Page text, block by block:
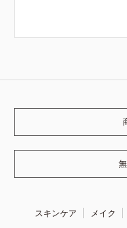
スキンケア メイク